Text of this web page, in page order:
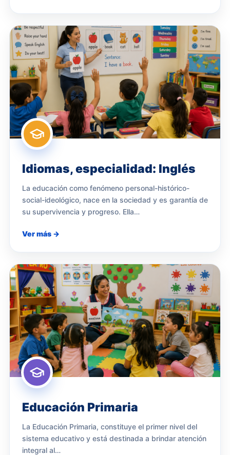
Idiomas, especialidad: Inglés
La educación como fenómeno personal-histórico-
social-ideológico, nace en la sociedad y es garantía de
su supervivencia y progreso. Ella…
Ver más →
Educación Primaria
La Educación Primaria, constituye el primer nivel del
sistema educativo y está destinada a brindar atención
integral al…